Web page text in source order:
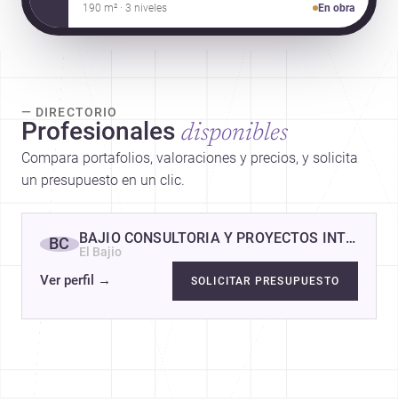
190 m² · 3 niveles En obra
— DIRECTORIO
Profesionales disponibles
Compara portafolios, valoraciones y precios, y solicita
un presupuesto en un clic.
BC BAJIO CONSULTORIA Y PROYECTOS
El Bajio
Ver perfil → SOLICITAR PRESUPUESTO